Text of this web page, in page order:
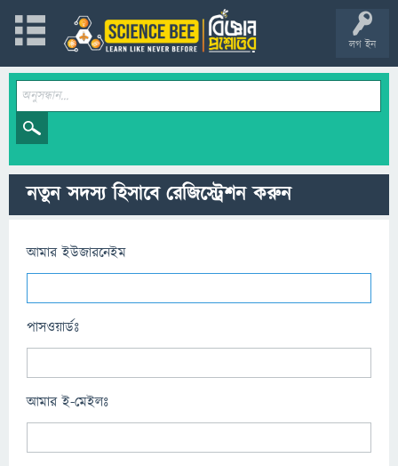
লগ ইন
নতুন সদস্য হিসাবে রেজিস্ট্রেশন করুন
আমার ইউজারনেইম
পাসওয়ার্ডঃ
আমার ই-মেইলঃ